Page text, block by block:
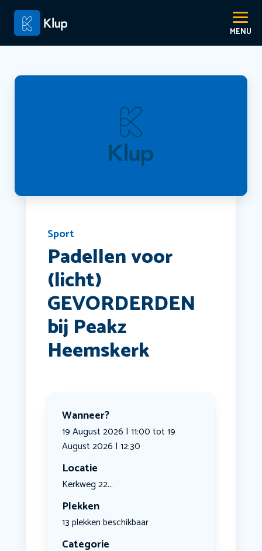
Sport
Padellen voor
(licht)
GEVORDERDEN
bij Peakz
Heemskerk
Wanneer?
19 August 2026 | 11:00 tot 19
August 2026 | 12:30
Locatie
Kerkweg 22...
Plekken
13 plekken beschikbaar
Categorie